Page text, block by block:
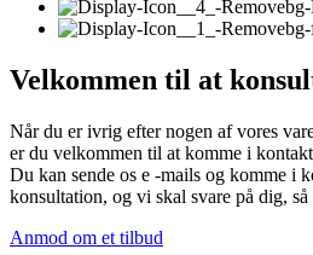
Velkommen til at
Når du er ivrig efter nogen af ​​vores
er du velkommen til at komme i
Du kan sende os e -mails og komme i
konsultation, og vi skal svare på dig,
Anmod om et tilbud